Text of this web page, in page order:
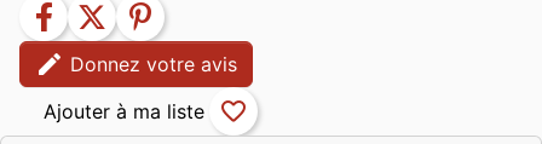
facebook twitter
pinterest
edit Donnez votre avis
favorite_border